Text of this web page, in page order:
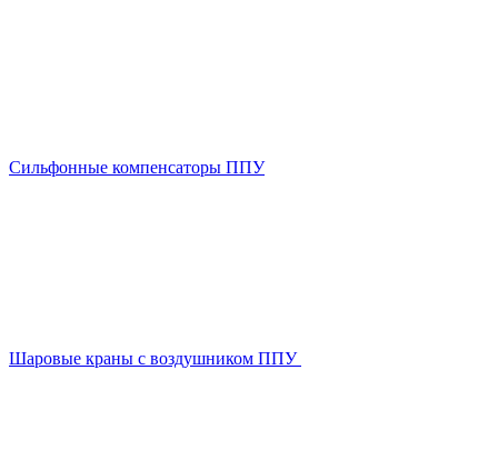
Сильфонные компенсаторы ППУ
Шаровые краны с воздушником ППУ